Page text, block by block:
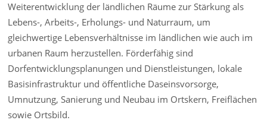
Weiterentwicklung der ländlichen Räume zur Stärkung als
Lebens-, Arbeits-, Erholungs- und Naturraum, um
gleichwertige Lebensverhältnisse im ländlichen wie auch im
urbanen Raum herzustellen. Förderfähig sind
Dorfentwicklungsplanungen und Dienstleistungen, lokale
Basisinfrastruktur und öffentliche Daseinsvorsorge,
Umnutzung, Sanierung und Neubau im Ortskern, Freiflächen
sowie Ortsbild.